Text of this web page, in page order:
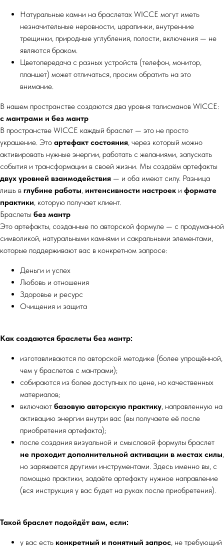
Натуральные камни на браслетах WICCE могут иметь
незначительные неровности, царапинки, внутренние
трещинки, природные углубления, полости, включения — не
являются браком.
Цветопередача с разных устройств (телефон, монитор,
планшет) может отличаться, просим обратить на это
внимание.
В нашем пространстве создаются два уровня талисманов WICCE:
с мантрами и без мантр
В пространстве WICCE каждый браслет — это не просто
украшение. Это артефакт состояния, через который можно
активировать нужные энергии, работать с желаниями, запускать
события и трансформации в своей жизни. Мы создаём артефакты
двух уровней взаимодействия — и оба имеют силу. Разница
лишь в глубине работы, интенсивности настроек и формате
практики, которую получает клиент.
Браслеты без мантр
Это артефакты, созданные по авторской формуле — с продуманной
символикой, натуральными камнями и сакральными элементами,
которые поддерживают вас в конкретном запросе:
Деньги и успех
Любовь и отношения
Здоровье и ресурс
Очищения и защита
Как создаются браслеты без мантр:
изготавливаются по авторской методике (более упрощённой,
чем у браслетов с мантрами);
собираются из более доступных по цене, но качественных
материалов;
включают базовую авторскую практику, направленную на
активацию энергии внутри вас (вы получаете её после
приобретения артефакта);
после создания визуальной и смысловой формулы браслет
не проходит дополнительной активации в местах силы,
но заряжается другими инструментами. Здесь именно вы, с
помощью практики, задаёте артефакту нужное направление
(вся инструкция у вас будет на руках после приобретения).
Такой браслет подойдёт вам, если:
у вас есть конкретный и понятный запрос, не требующий